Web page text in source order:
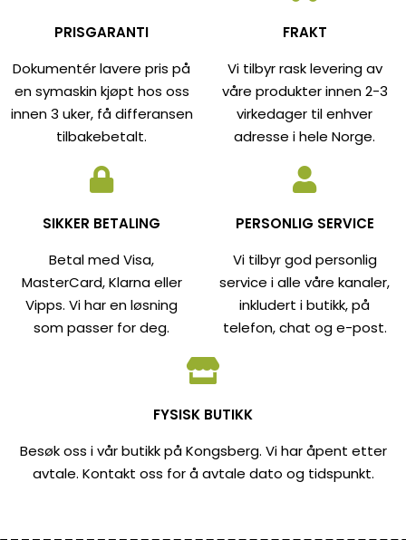
PRISGARANTI
Dokumentér lavere pris på
en symaskin kjøpt hos oss
innen 3 uker, få differansen
tilbakebetalt.
FRAKT
Vi tilbyr rask levering av
våre produkter innen 2-3
virkedager til enhver
adresse i hele Norge.
SIKKER BETALING
Betal med Visa,
MasterCard, Klarna eller
Vipps. Vi har en løsning
som passer for deg.
PERSONLIG SERVICE
Vi tilbyr god personlig
service i alle våre kanaler,
inkludert i butikk, på
telefon, chat og e-post.
FYSISK BUTIKK
Besøk oss i vår butikk på Kongsberg. Vi har åpent etter
avtale. Kontakt oss for å avtale dato og tidspunkt.